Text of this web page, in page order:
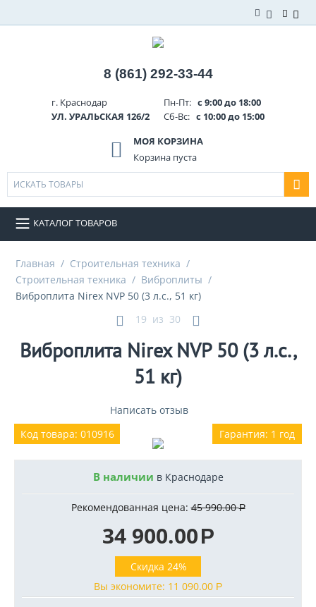
8 (861) 292-33-44
г. Краснодар
УЛ. УРАЛЬСКАЯ 126/2
Пн-Пт: с 9:00 до 18:00
Сб-Вс: с 10:00 до 15:00
МОЯ КОРЗИНА
Корзина пуста
КАТАЛОГ ТОВАРОВ
Главная / Строительная техника /
Строительная техника / Виброплиты /
Виброплита Nirex NVP 50 (3 л.с., 51 кг)
19 из 30
Виброплита Nirex NVP 50 (3 л.с.,
51 кг)
Написать отзыв
Гарантия: 1 год
Код товара: 010916
В наличии в Краснодаре
Рекомендованная цена: 45 990.00 Р
34 900.00Р
Скидка 24%
Вы экономите: 11 090.00 Р